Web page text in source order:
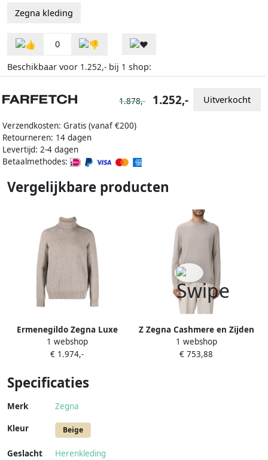
Zegna kleding
0
Beschikbaar voor 1.252,- bij 1 shop:
Verzendkosten: Gratis (vanaf €200)
Retourneren: 14 dagen
Levertijd: 2-4 dagen
Betaalmethodes:
1.878,- 1.252,- Uitverkocht
Vergelijkbare producten
Ermenegildo Zegna Luxe
Cashmere Rollneck Coltrui
Beige Heren
1 webshop
€ 1.974,-
Z Zegna Cashmere en Zijden
Coltrui Beige Heren
1 webshop
€ 753,88
Specificaties
Merk Zegna
Kleur Beige
Geslacht
Herenkleding